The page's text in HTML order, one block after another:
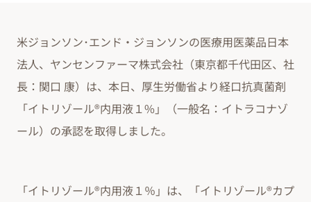
米ジョンソン･エンド・ジョンソンの医療用医薬品日本
法人、ヤンセンファーマ株式会社（東京都千代田区、社
長：関口 康）は、本日、厚生労働省より経口抗真菌剤
「イトリゾール®内用液１%」（一般名：イトラコナゾ
ール）の承認を取得しました。
「イトリゾール®内用液１％」は、「イトリゾール®カプ